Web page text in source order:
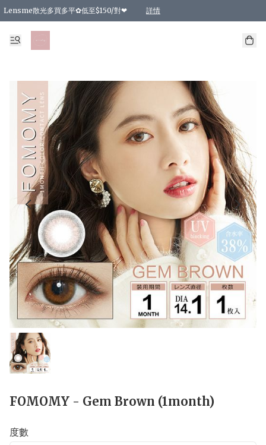
Lensme散光多買多平✿低至$150/對❤ 詳情
台灣Karacon⁩✧日拋 特價清貨❁⃘
日本韓國多款日/月拋現貨☼ 特價❤︎數量有限 售完即止
🇰🇷韓國多款月拋現貨 特價兩對$99✿數量有限 售完即止♫
精選商品，任選買2件或以上9 折；買4件或以上85 折；買6件或以上8 折
精選商品，任選買2件HKD 140.00；買4件HKD 260.00
精選商品，任選買2件HKD 190.00；買4件HKD 360.00
精選商品，任選買2件HKD 110.00；買4件HKD 180.00
精選商品，任選買2件HKD 170.00；買4件HKD 320.00
精選商品，任選買2件或以上減HKD 148.00
精選商品，任選買2件或以上減HKD 148.00
精選商品，任選買2件或以上95 折；買4件或以上9 折；買6件或以上85 折；買8件
精選商品，任選買12件或以上87 折
精選商品，任選買2件或以上減HKD 16.00；買4件或以上減HKD 32.00；買6
精選商品，任選買2件或以上95 折；買4件或以上9 折；買8件或以上85 折；買12
購物滿 HKD 800.00即享免運費優惠！（適用於 特定的送貨方式 )
FOMOMY - Gem Brown (1month)
度數